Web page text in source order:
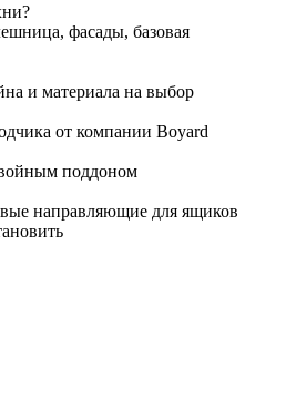
фасады, базовая
и материала на выбор
от компании Boyard
поддоном
направляющие для ящиков